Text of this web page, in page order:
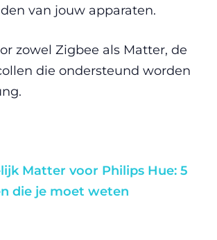
van jouw apparaten.
zowel Zigbee als Matter, de
die ondersteund worden
Matter voor Philips Hue: 5
die je moet weten